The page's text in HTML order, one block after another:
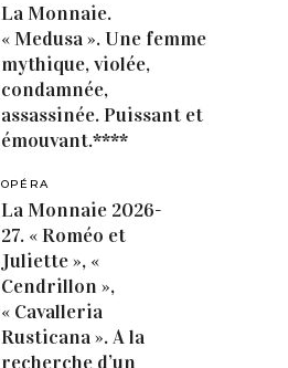
La Monnaie.
« Medusa ». Une femme
mythique, violée,
condamnée,
assassinée. Puissant et
émouvant.****
OPÉRA
La Monnaie 2026-
27. « Roméo et
Juliette », «
Cendrillon »,
« Cavalleria
Rusticana ». A la
recherche d’un